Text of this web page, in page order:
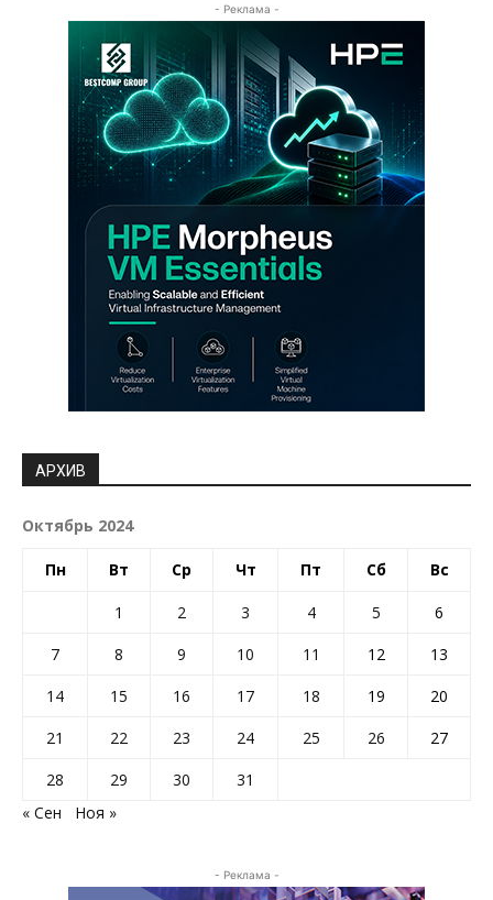
- Реклама -
АРХИВ
Октябрь 2024
Пн Вт Ср Чт Пт Сб Вс
1 2 3 4 5
6
7
8 9 10 11 12
13
14
15 16 17 18 19
20
21
22 23 24 25 26
27
28
29 30
31
« Сен
Ноя »
- Реклама -